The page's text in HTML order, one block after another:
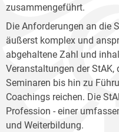
zusammengeführt.
Die Anforderungen an die
äußerst komplex und
abgehaltene Zahl und
Veranstaltungen der
Seminaren bis hin zu
Coachings reichen. Die
Profession - einer
und Weiterbildung.